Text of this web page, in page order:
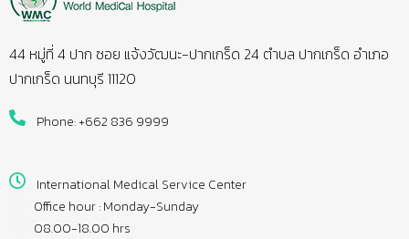
44 หมู่ที่ 4 ปาก ซอย แจ้งวัฒนะ-ปากเกร็ด 24 ตำบล ปากเกร็ด อำเภอ
ปากเกร็ด นนทบุรี 11120
Phone: +662 836 9999
International Medical Service Center
Office hour : Monday-Sunday
08.00-18.00 hrs